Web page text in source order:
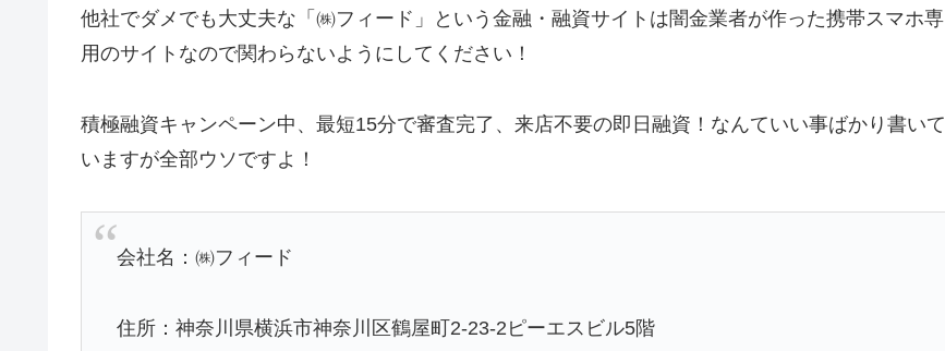
他社でダメでも大丈夫な「㈱フィード」という金融・融資サイトは闇金業者が作った携帯スマホ専
用のサイトなので関わらないようにしてください！
積極融資キャンペーン中、最短15分で審査完了、来店不要の即日融資！なんていい事ばかり書いて
いますが全部ウソですよ！
会社名：㈱フィード
住所：神奈川県横浜市神奈川区鶴屋町2-23-2ピーエスビル5階